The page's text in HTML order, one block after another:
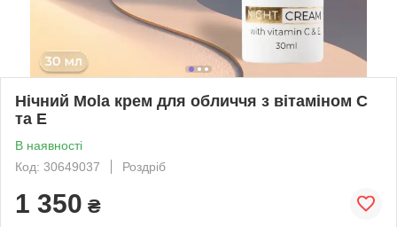
Нічний Mola крем для обличчя з вітаміном С
та Е
В наявності
Код: 30649037
Роздріб
1 350 ₴